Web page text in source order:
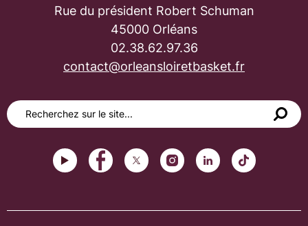
Rue du président Robert Schuman
45000 Orléans
02.38.62.97.36
contact@orleansloiretbasket.fr